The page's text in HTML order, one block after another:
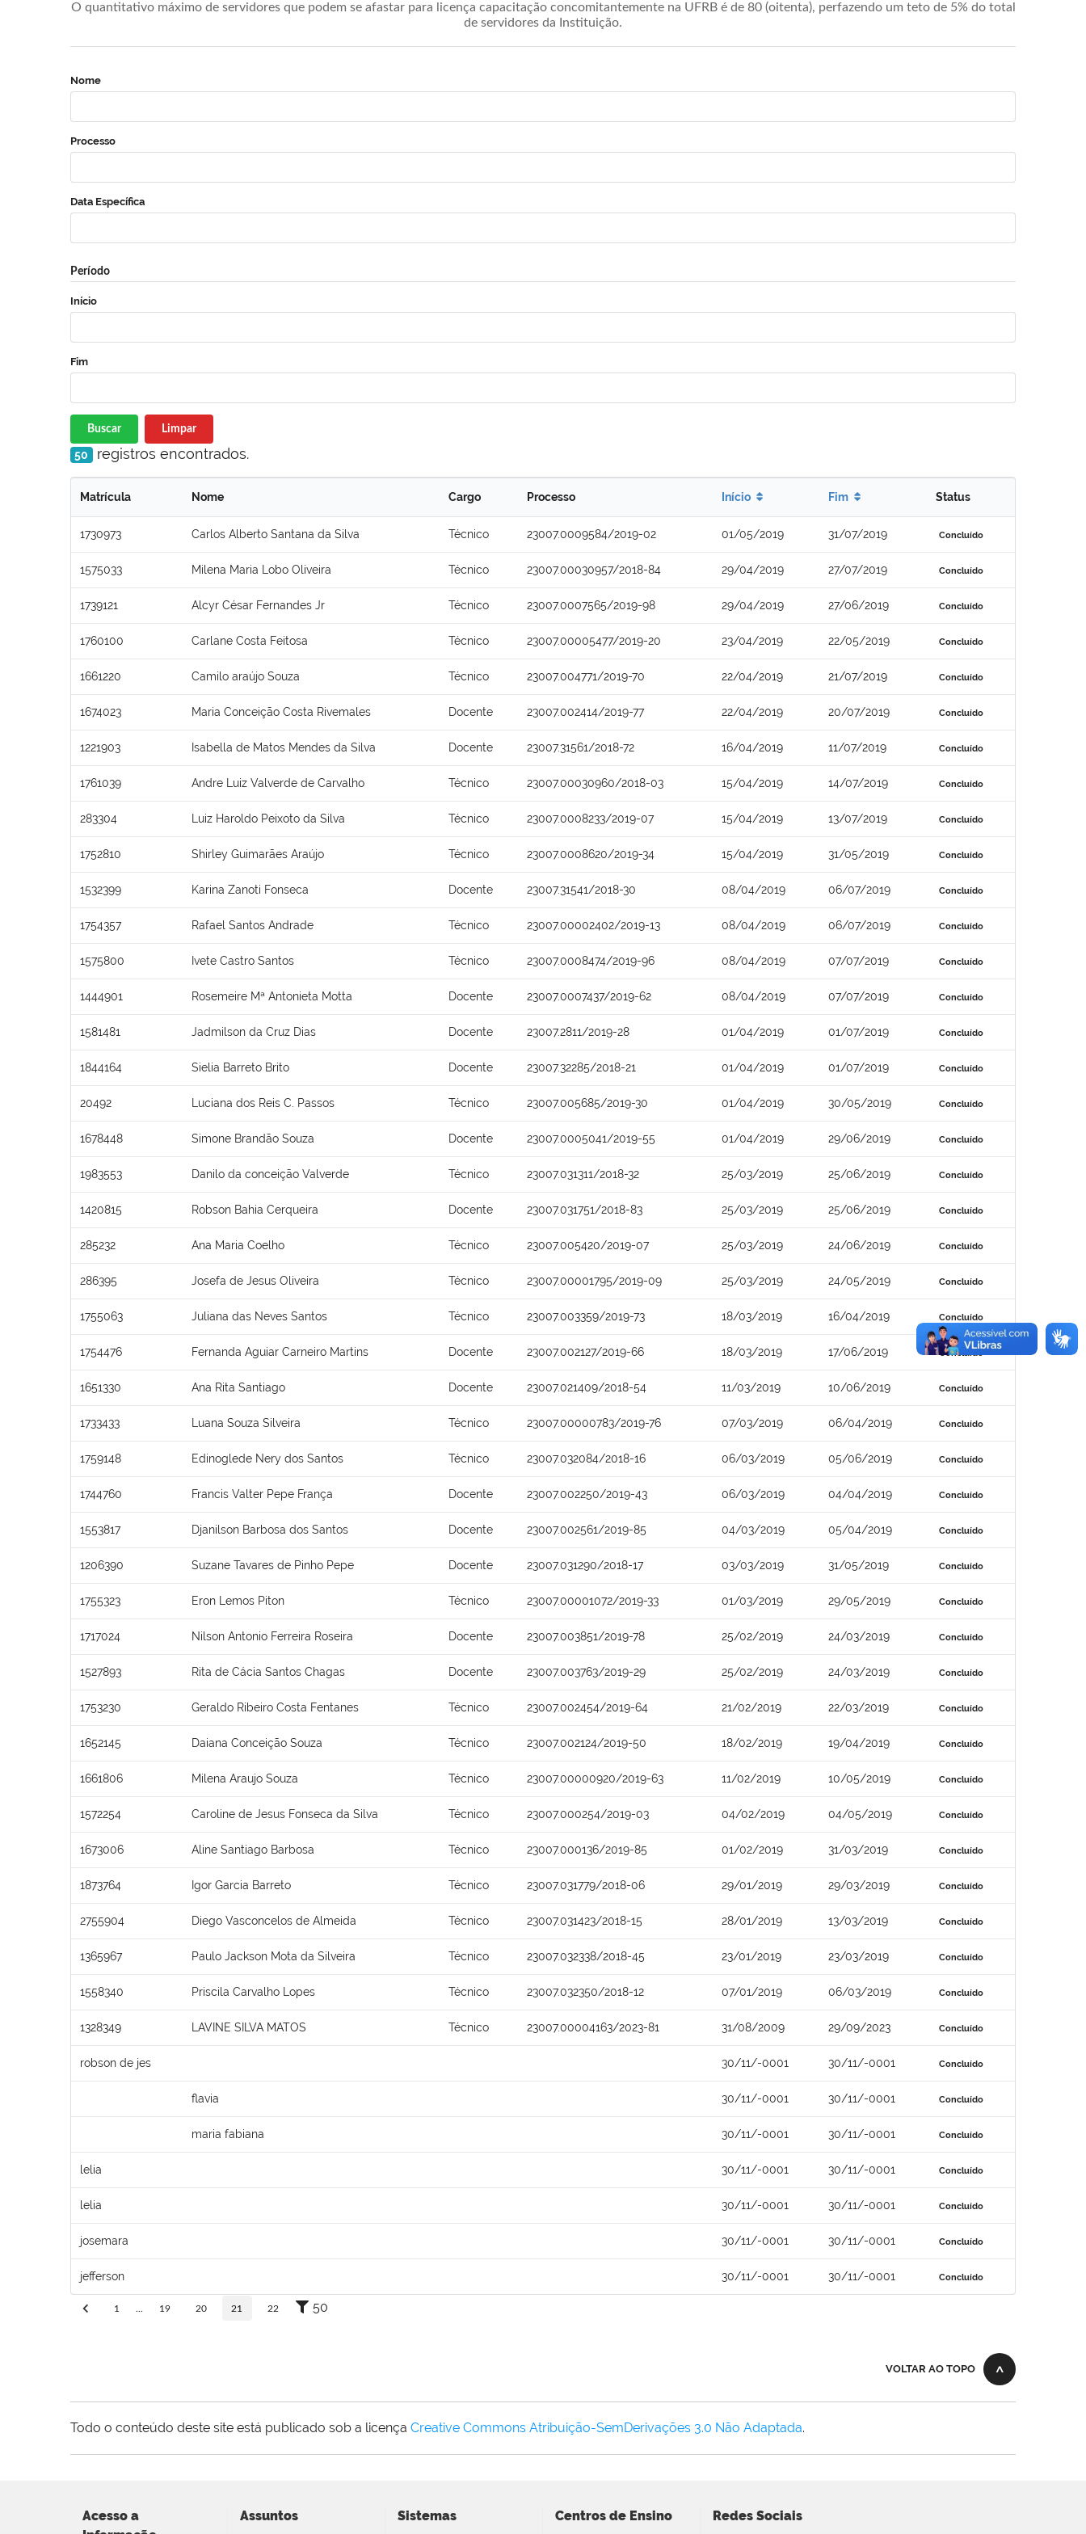
O quantitativo máximo de servidores que podem se afastar para licença capacitação concomitantemente na UFRB é de 80 (oitenta), perfazendo um teto de 5% do total
de servidores da Instituição.
Nome
Processo
Data Específica
Período
Início
Fim
Buscar Limpar
50 registros encontrados.
Matrícula Nome Cargo Processo Início Fim Status
1730973 Carlos Alberto Santana da Silva Técnico 23007.0009584/2019-02 01/05/2019 31/07/2019 Concluído
1575033 Milena Maria Lobo Oliveira Técnico 23007.00030957/2018-84 29/04/2019 27/07/2019 Concluído
1739121 Alcyr César Fernandes Jr Técnico 23007.0007565/2019-98 29/04/2019 27/06/2019 Concluído
1760100 Carlane Costa Feitosa Técnico 23007.00005477/2019-20 23/04/2019 22/05/2019 Concluído
1661220 Camilo araújo Souza Técnico 23007.004771/2019-70 22/04/2019 21/07/2019 Concluído
1674023 Maria Conceição Costa Rivemales Docente 23007.002414/2019-77 22/04/2019 20/07/2019 Concluído
1221903 Isabella de Matos Mendes da Silva Docente 23007.31561/2018-72 16/04/2019 11/07/2019 Concluído
1761039 Andre Luiz Valverde de Carvalho Técnico 23007.00030960/2018-03 15/04/2019 14/07/2019 Concluído
283304 Luiz Haroldo Peixoto da Silva Técnico 23007.0008233/2019-07 15/04/2019 13/07/2019 Concluído
1752810 Shirley Guimarães Araújo Técnico 23007.0008620/2019-34 15/04/2019 31/05/2019 Concluído
1532399 Karina Zanoti Fonseca Docente 23007.31541/2018-30 08/04/2019 06/07/2019 Concluído
1754357 Rafael Santos Andrade Técnico 23007.00002402/2019-13 08/04/2019 06/07/2019 Concluído
1575800 Ivete Castro Santos Técnico 23007.0008474/2019-96 08/04/2019 07/07/2019 Concluído
1444901 Rosemeire Mª Antonieta Motta Docente 23007.0007437/2019-62 08/04/2019 07/07/2019 Concluído
1581481 Jadmilson da Cruz Dias Docente 23007.2811/2019-28 01/04/2019 01/07/2019 Concluído
1844164 Sielia Barreto Brito Docente 23007.32285/2018-21 01/04/2019 01/07/2019 Concluído
20492 Luciana dos Reis C. Passos Técnico 23007.005685/2019-30 01/04/2019 30/05/2019 Concluído
1678448 Simone Brandão Souza Docente 23007.0005041/2019-55 01/04/2019 29/06/2019 Concluído
1983553 Danilo da conceição Valverde Técnico 23007.031311/2018-32 25/03/2019 25/06/2019 Concluído
1420815 Robson Bahia Cerqueira Docente 23007.031751/2018-83 25/03/2019 25/06/2019 Concluído
285232 Ana Maria Coelho Técnico 23007.005420/2019-07 25/03/2019 24/06/2019 Concluído
286395 Josefa de Jesus Oliveira Técnico 23007.00001795/2019-09 25/03/2019 24/05/2019 Concluído
1755063 Juliana das Neves Santos Técnico 23007.003359/2019-73 18/03/2019 16/04/2019 Concluído
1754476 Fernanda Aguiar Carneiro Martins Docente 23007.002127/2019-66 18/03/2019 17/06/2019 Concluído
1651330 Ana Rita Santiago Docente 23007.021409/2018-54 11/03/2019 10/06/2019 Concluído
1733433 Luana Souza Silveira Técnico 23007.00000783/2019-76 07/03/2019 06/04/2019 Concluído
1759148 Edinoglede Nery dos Santos Técnico 23007.032084/2018-16 06/03/2019 05/06/2019 Concluído
1744760 Francis Valter Pepe França Docente 23007.002250/2019-43 06/03/2019 04/04/2019 Concluído
1553817 Djanilson Barbosa dos Santos Docente 23007.002561/2019-85 04/03/2019 05/04/2019 Concluído
1206390 Suzane Tavares de Pinho Pepe Docente 23007.031290/2018-17 03/03/2019 31/05/2019 Concluído
1755323 Eron Lemos Piton Técnico 23007.00001072/2019-33 01/03/2019 29/05/2019 Concluído
1717024 Nilson Antonio Ferreira Roseira Docente 23007.003851/2019-78 25/02/2019 24/03/2019 Concluído
1527893 Rita de Cácia Santos Chagas Docente 23007.003763/2019-29 25/02/2019 24/03/2019 Concluído
1753230 Geraldo Ribeiro Costa Fentanes Técnico 23007.002454/2019-64 21/02/2019 22/03/2019 Concluído
1652145 Daiana Conceição Souza Técnico 23007.002124/2019-50 18/02/2019 19/04/2019 Concluído
1661806 Milena Araujo Souza Técnico 23007.00000920/2019-63 11/02/2019 10/05/2019 Concluído
1572254 Caroline de Jesus Fonseca da Silva Técnico 23007.000254/2019-03 04/02/2019 04/05/2019 Concluído
1673006 Aline Santiago Barbosa Técnico 23007.000136/2019-85 01/02/2019 31/03/2019 Concluído
1873764 Igor Garcia Barreto Técnico 23007.031779/2018-06 29/01/2019 29/03/2019 Concluído
2755904 Diego Vasconcelos de Almeida Técnico 23007.031423/2018-15 28/01/2019 13/03/2019 Concluído
1365967 Paulo Jackson Mota da Silveira Técnico 23007.032338/2018-45 23/01/2019 23/03/2019 Concluído
1558340 Priscila Carvalho Lopes Técnico 23007.032350/2018-12 07/01/2019 06/03/2019 Concluído
1328349 LAVINE SILVA MATOS Técnico 23007.00004163/2023-81 31/08/2009 29/09/2023 Concluído
robson de jes 30/11/-0001 30/11/-0001 Concluído
flavia 30/11/-0001 30/11/-0001 Concluído
maria fabiana 30/11/-0001 30/11/-0001 Concluído
lelia 30/11/-0001 30/11/-0001 Concluído
lelia 30/11/-0001 30/11/-0001 Concluído
josemara 30/11/-0001 30/11/-0001 Concluído
jefferson 30/11/-0001 30/11/-0001 Concluído
1 19 20 21 22 50
VOLTAR AO TOPO
Todo o conteúdo deste site está publicado sob a licença Creative Commons Atribuição-SemDerivações 3.0 Não Adaptada.
Acesso a
Assuntos Sistemas Centros de Ensino Redes Sociais